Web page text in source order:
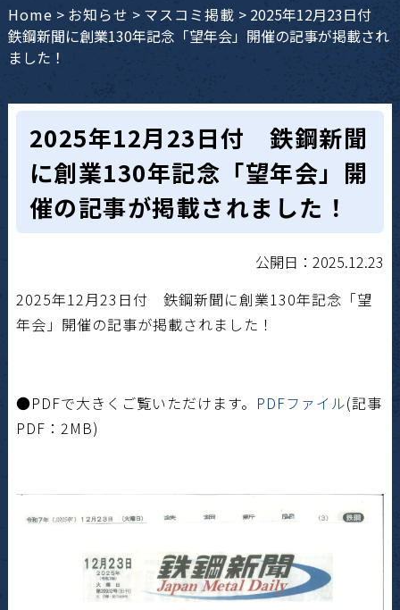
Home > お知らせ > マスコミ掲載 > 2025年12月23日付
鉄鋼新聞に創業130年記念「望年会」開催の記事が掲載され
ました！
2025年12月23日付 鉄鋼新聞
に創業130年記念「望年会」開
催の記事が掲載されました！
公開日：2025.12.23
2025年12月23日付 鉄鋼新聞に創業130年記念「望
年会」開催の記事が掲載されました！
●PDFで大きくご覧いただけます。 PDFファイル(記事
PDF：2M B)